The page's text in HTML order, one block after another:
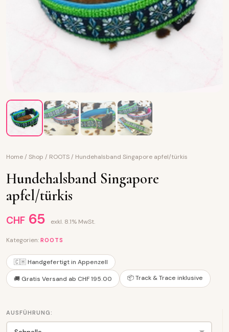
Home / Shop / ROOTS / Hundehalsband Singapore apfel/türkis
Hundehalsband Singapore
apfel/türkis
CHF 65 exkl. 8.1% MwSt.
Kategorien: ROOTS
🇨🇭 Handgefertigt in Appenzell
🚚 Gratis Versand ab CHF 195.00 📦 Track & Trace inklusive
AUSFÜHRUNG: